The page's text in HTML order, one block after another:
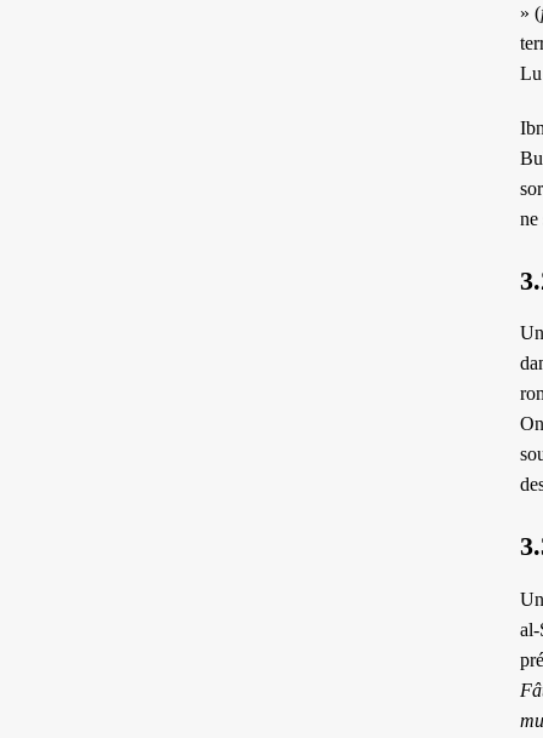
» (
Lu
ne
al-